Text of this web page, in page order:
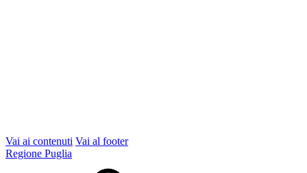
Vai ai contenuti Vai al footer
Regione Puglia